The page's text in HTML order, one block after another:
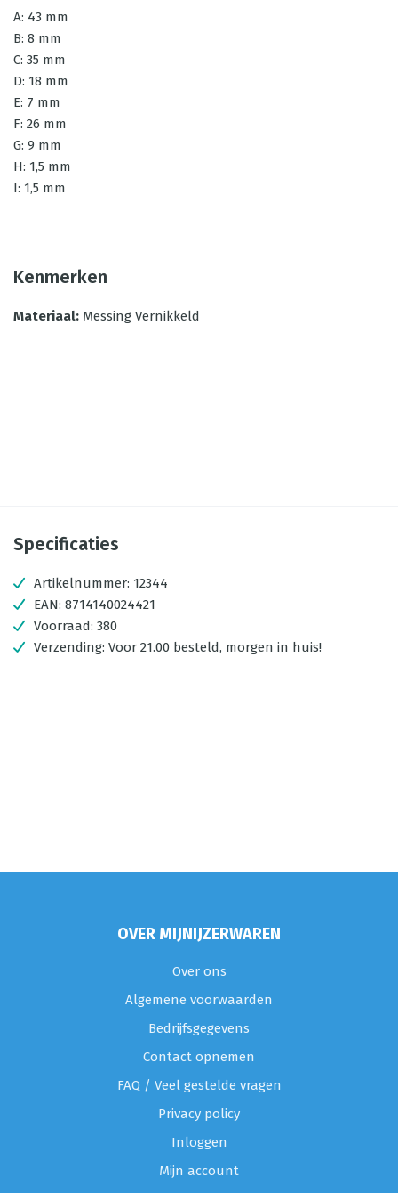
A: 43 mm
B: 8 mm
C: 35 mm
D: 18 mm
E: 7 mm
F: 26 mm
G: 9 mm
H: 1,5 mm
I: 1,5 mm
Kenmerken
Materiaal: Messing Vernikkeld
Specificaties
Artikelnummer: 12344
EAN: 8714140024421
Voorraad: 380
Verzending: Voor 21.00 besteld, morgen in huis!
OVER MIJNIJZERWAREN
Over ons
Algemene voorwaarden
Bedrijfsgegevens
Contact opnemen
FAQ / Veel gestelde vragen
Privacy policy
Inloggen
Mijn account